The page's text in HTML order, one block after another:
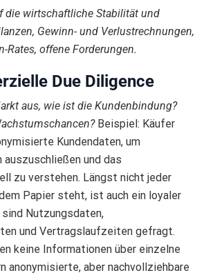
die wirtschaftliche Stabilität und
Gewinn- und Verlustrechnungen,
Rates, offene Forderungen.
Due Diligence
aus, wie ist die Kundenbindung?
Beispiel: Käufer
Kundendaten, um
auszuschließen und das
zu verstehen. Längst nicht jeder
Papier steht, ist auch ein loyaler
Nutzungsdaten,
und Vertragslaufzeiten gefragt.
keine Informationen über einzelne
anonymisierte, aber nachvollziehbare